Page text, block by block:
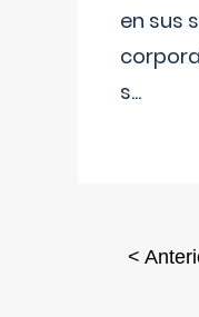
en sus
s...
<